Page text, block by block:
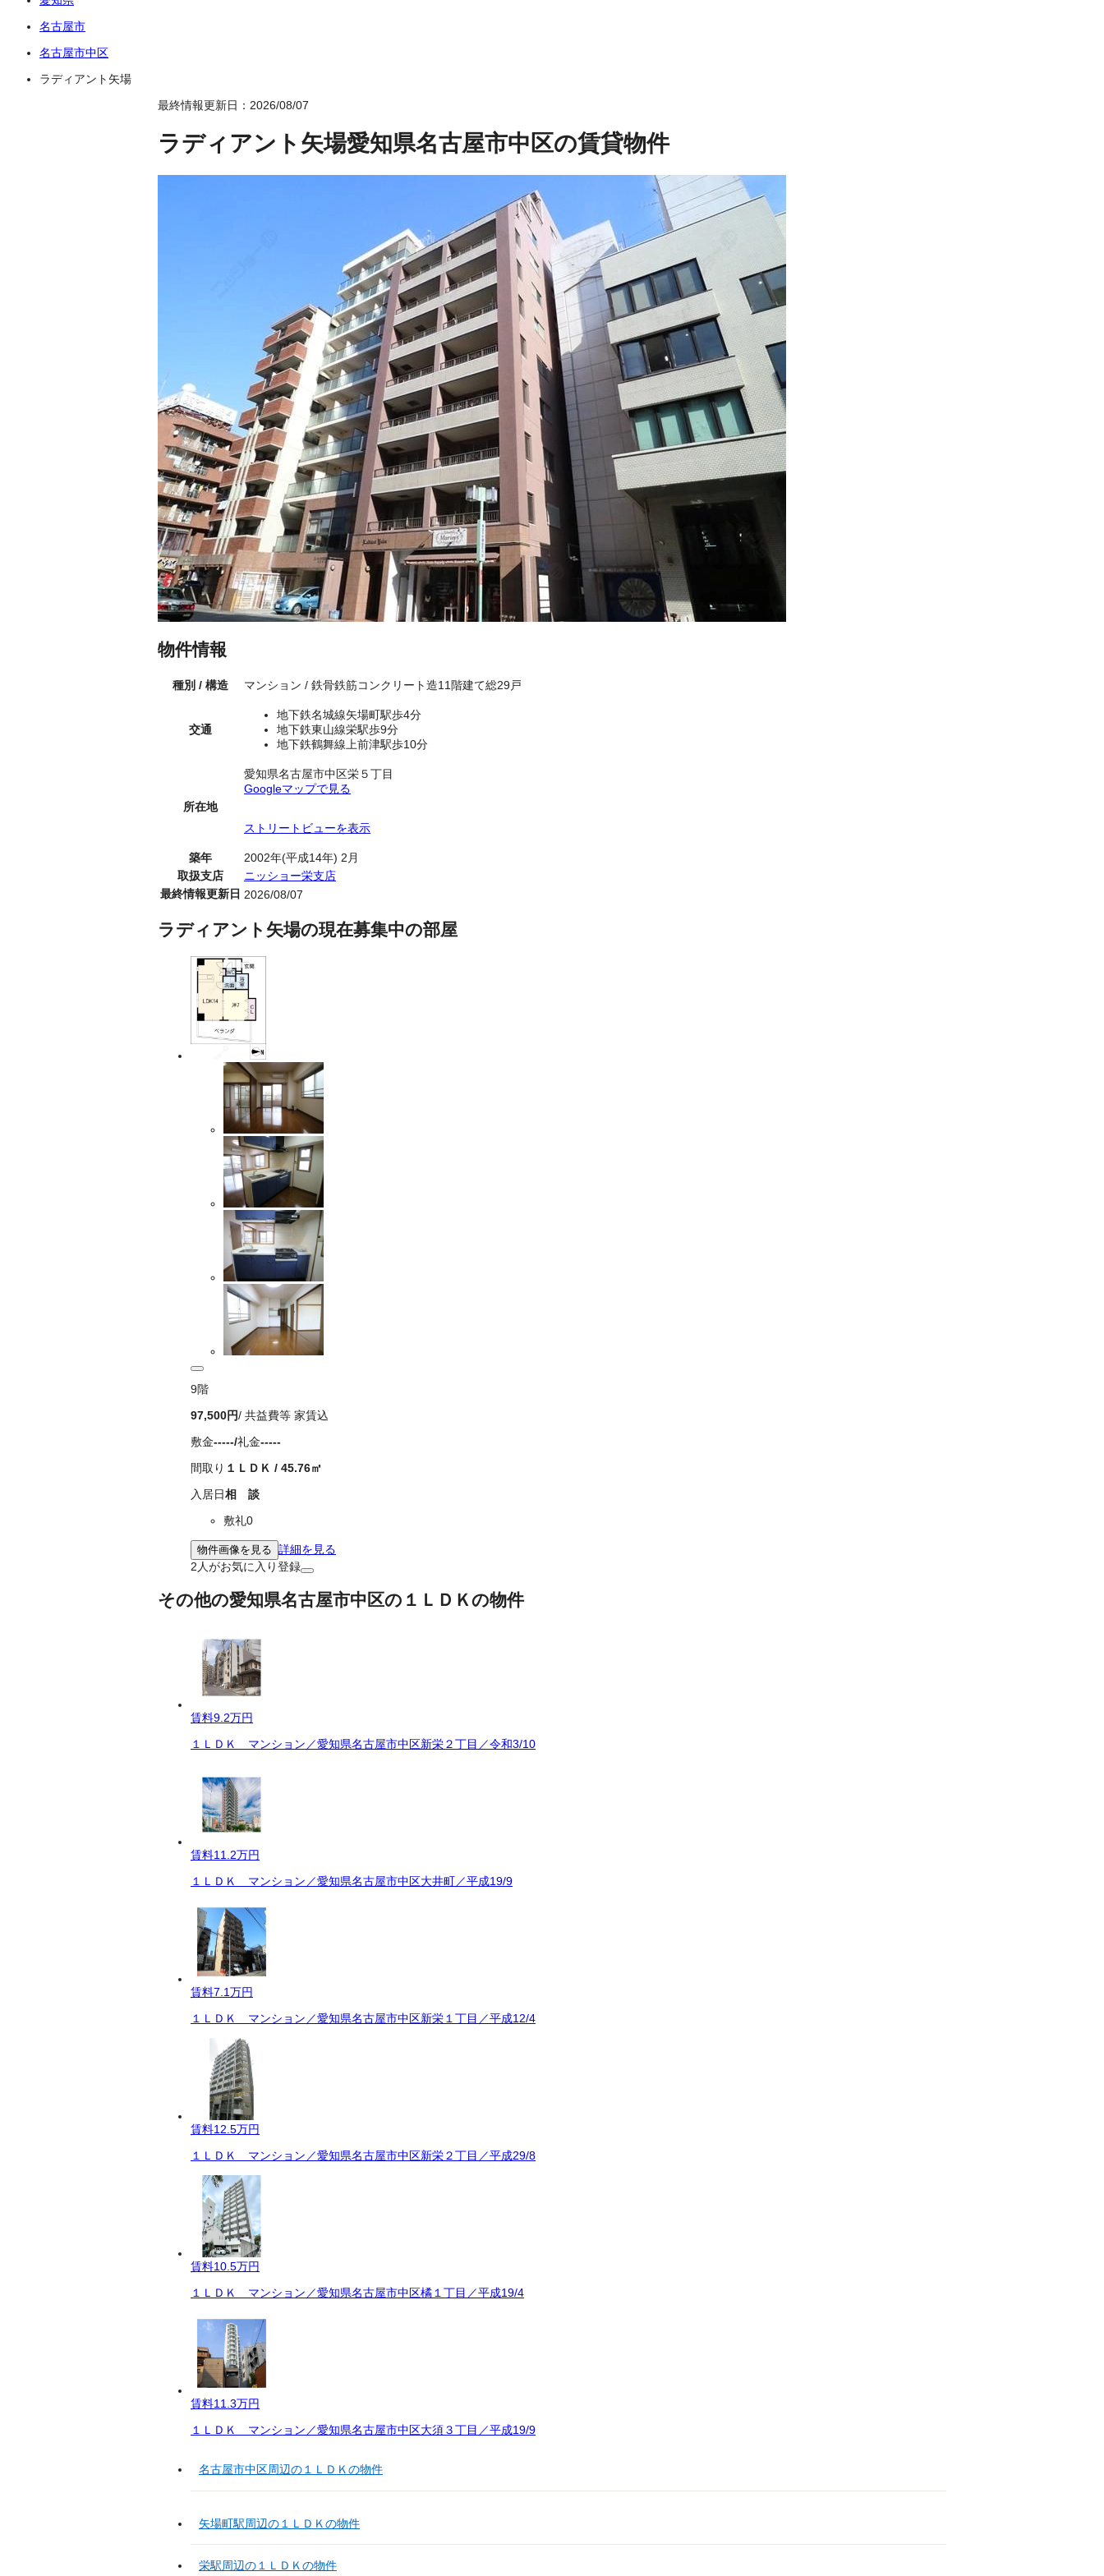
名古屋市
名古屋市中区
ラディアント矢場
最終情報更新日：2026/08/07
ラディアント矢場愛知県名古屋市中区の賃貸物件
物件情報
種別 / 構造 マンション / 鉄骨鉄筋コンクリート造11階建て総29戸
交通
地下鉄名城線矢場町駅歩4分
地下鉄東山線栄駅歩9分
地下鉄鶴舞線上前津駅歩10分
所在地
愛知県名古屋市中区栄５丁目
Googleマップで見る
ストリートビューを表示
築年
2002年(平成14年) 2月
取扱支店
ニッショー栄支店
最終情報更新日 2026/08/07
ラディアント矢場の現在募集中の部屋
9階
97,500円/ 共益費等 家賃込
敷金-----/礼金-----
間取り １ＬＤＫ / 45.76㎡
入居日相 談
敷礼0
物件画像を見る 詳細を見る
2 人がお気に入り登録
その他の愛知県名古屋市中区の１ＬＤＫの物件
賃料9.2万円
１ＬＤＫ マンション／愛知県名古屋市中区新栄２丁目／令和3/10
賃料11.2万円
１ＬＤＫ マンション／愛知県名古屋市中区大井町／平成19/9
賃料7.1万円
１ＬＤＫ マンション／愛知県名古屋市中区新栄１丁目／平成12/4
賃料12.5万円
１ＬＤＫ マンション／愛知県名古屋市中区新栄２丁目／平成29/8
賃料10.5万円
１ＬＤＫ マンション／愛知県名古屋市中区橘１丁目／平成19/4
賃料11.3万円
１ＬＤＫ マンション／愛知県名古屋市中区大須３丁目／平成19/9
名古屋市中区周辺の１ＬＤＫの物件
矢場町駅周辺の１ＬＤＫの物件
栄駅周辺の１ＬＤＫの物件